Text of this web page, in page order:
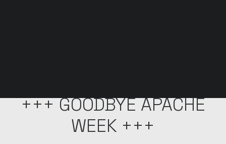
+++ GOODBYE APACHE
WEEK +++